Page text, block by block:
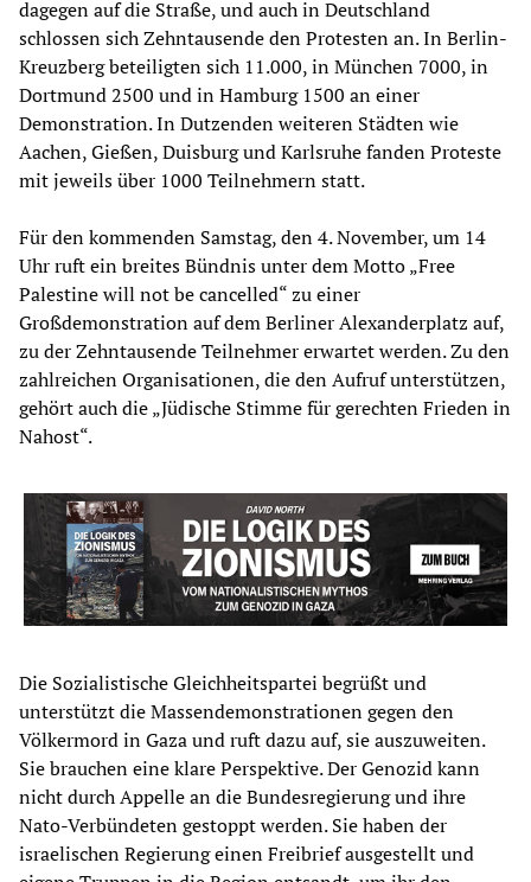
dagegen auf die Straße, und auch in Deutschland
schlossen sich Zehntausende den Protesten an. In Berlin-
Kreuzberg beteiligten sich 11.000, in München 7000, in
Dortmund 2500 und in Hamburg 1500 an einer
Demonstration. In Dutzenden weiteren Städten wie
Aachen, Gießen, Duisburg und Karlsruhe fanden Proteste
mit jeweils über 1000 Teilnehmern statt.
Für den kommenden Samstag, den 4. November, um 14
Uhr ruft ein breites Bündnis unter dem Motto „Free
Palestine will not be cancelled“ zu einer
Großdemonstration auf dem Berliner Alexanderplatz auf,
zu der Zehntausende Teilnehmer erwartet werden. Zu den
zahlreichen Organisationen, die den Aufruf unterstützen,
gehört auch die „Jüdische Stimme für gerechten Frieden in
Nahost“.
Die Sozialistische Gleichheitspartei begrüßt und
unterstützt die Massendemonstrationen gegen den
Völkermord in Gaza und ruft dazu auf, sie auszuweiten.
Sie brauchen eine klare Perspektive. Der Genozid kann
nicht durch Appelle an die Bundesregierung und ihre
Nato-Verbündeten gestoppt werden. Sie haben der
israelischen Regierung einen Freibrief ausgestellt und